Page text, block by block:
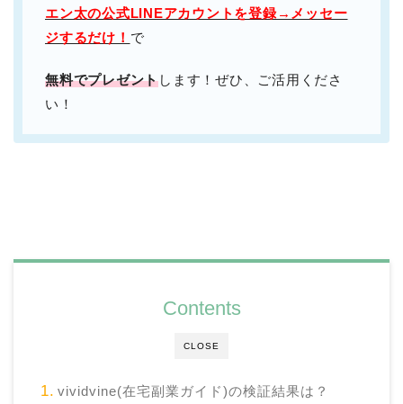
エン太の公式LINEアカウントを登録→メッセー
ジするだけ！ で
無料でプレゼントします！ぜひ、ご活用くださ
い！
CLOSE
Contents
vividvine(在宅副業ガイド)の検証結果は？